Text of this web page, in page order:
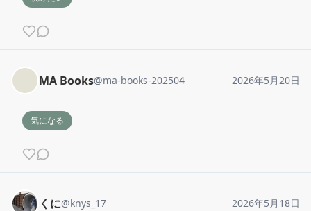
MA Books@ma-books-202504 2026年5月20日
気になる
くに@knys_17 2026年5月18日